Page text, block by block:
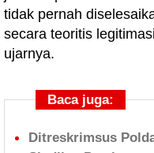
tidak pernah
secara teoritis
ujarnya.
Baca juga:
Ditreskrimsus